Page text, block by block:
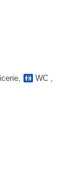
, WC ,